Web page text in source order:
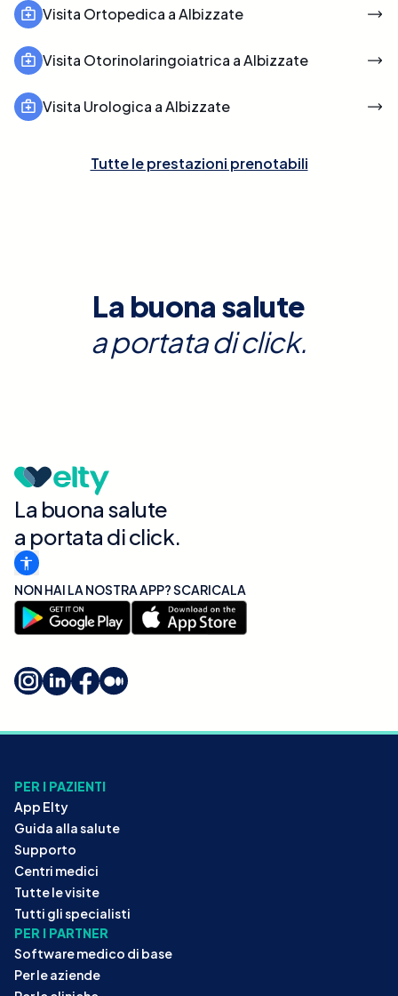
Visita Ortopedica a Albizzate
Visita Otorinolaringoiatrica a Albizzate
Visita Urologica a Albizzate
Tutte le prestazioni prenotabili
La buona salute
a portata di click.
La buona salute
a portata di click.
NON HAI LA NOSTRA APP? SCARICALA
PER I PAZIENTI
App Elty
Guida alla salute
Supporto
Centri medici
Tutte le visite
Tutti gli specialisti
PER I PARTNER
Software medico di base
Per le aziende